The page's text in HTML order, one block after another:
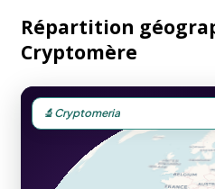
Répartition
Cryptomère